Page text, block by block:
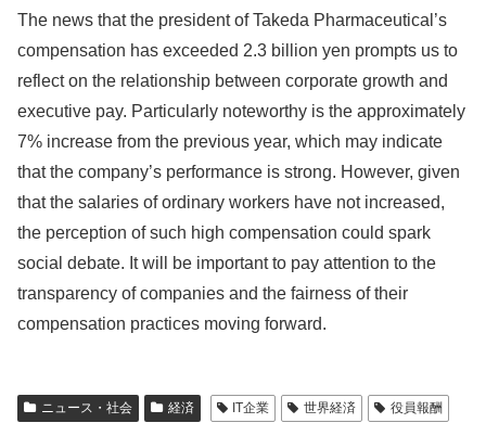
The news that the president of Takeda Pharmaceutical’s
compensation has exceeded 2.3 billion yen prompts us to
reflect on the relationship between corporate growth and
executive pay. Particularly noteworthy is the approximately
7% increase from the previous year, which may indicate
that the company’s performance is strong. However, given
that the salaries of ordinary workers have not increased,
the perception of such high compensation could spark
social debate. It will be important to pay attention to the
transparency of companies and the fairness of their
compensation practices moving forward.
ニュース・社会 経済 IT企業 世界経済
役員報酬